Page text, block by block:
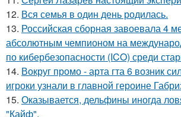
12. Вся семья в один день родилась.
13. Российская сборная завоевала 4
абсолютным чемпионом на
по кибербезопасности (ICO) среди
14. Вокруг промо - арта гта 6 возник
игроки узнали в главной героине
15. Оказывается, дельфины иногда
"Кайф".